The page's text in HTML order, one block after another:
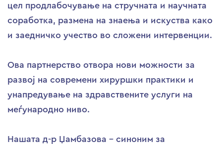
цел продлабочување на стручната и научната
соработка, размена на знаења и искуства како
и заедничко учество во сложени интервенции.
Ова партнерство отвора нови можности за
развој на современи хируршки практики и
унапредување на здравствените услуги на
меѓународно ниво.
Нашата д-р Џамбазова – синоним за